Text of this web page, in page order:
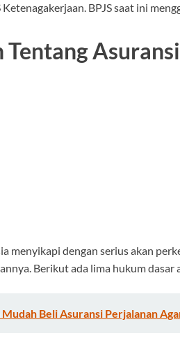
Ketenagakerjaan. BPJS saat ini
Asuransi
menyikapi dengan serius akan
Berikut ada lima hukum
Mudah Beli Asuransi Perjalanan